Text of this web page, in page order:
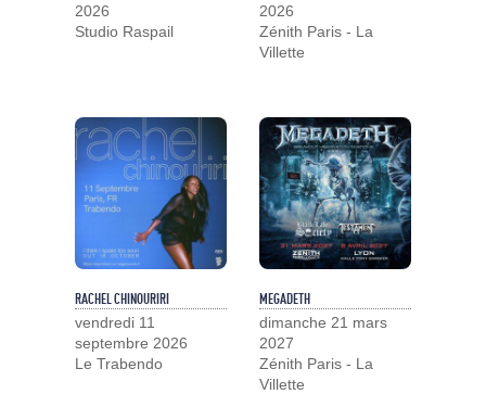
2026
Studio Raspail
2026
Zénith Paris - La
Villette
RACHEL CHINOURIRI
vendredi 11
septembre 2026
Le Trabendo
MEGADETH
dimanche 21 mars
2027
Zénith Paris - La
Villette